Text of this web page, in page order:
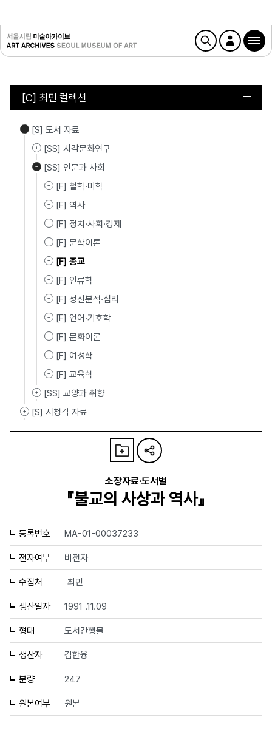
[C] 최민 컬렉션
[S] 도서 자료
[SS] 시각문화연구
[SS] 인문과 사회
[F] 철학·미학
[F] 역사
[F] 정치·사회·경제
[F] 문학이론
[F] 종교
[F] 인류학
[F] 정신분석·심리
[F] 언어·기호학
[F] 문화이론
[F] 여성학
[F] 교육학
[SS] 교양과 취향
[S] 시청각 자료
소장자료·도서별
『불교의 사상과 역사』
등록번호 MA-01-00037233
전자여부 비전자
수집처 최민
생산일자 1991 .11.09
형태 도서간행물
생산자 김한융
분량 247
원본여부 원본